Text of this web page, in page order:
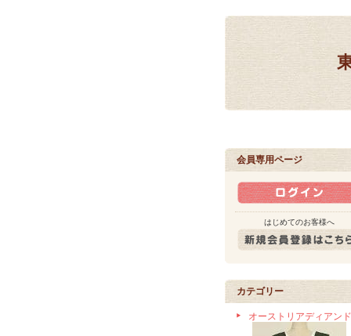
会員専用ページ
はじめてのお客様へ
カテゴリー
オーストリアディアン